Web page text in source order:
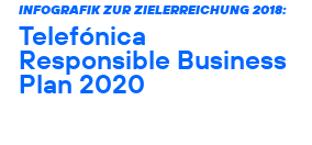
INFOGRAFIK ZUR ZIELERREICHUNG 2018:
Telefónica
Responsible Business
Plan 2020